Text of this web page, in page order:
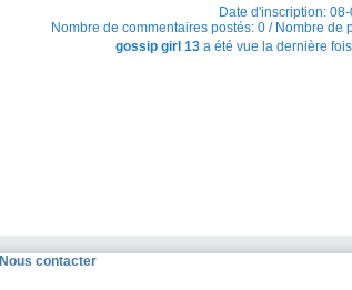
Date d'inscription:
Nombre de commentaires postés: 0 / Nombre de
gossip girl 13a été vue la dernière
Nous contacter